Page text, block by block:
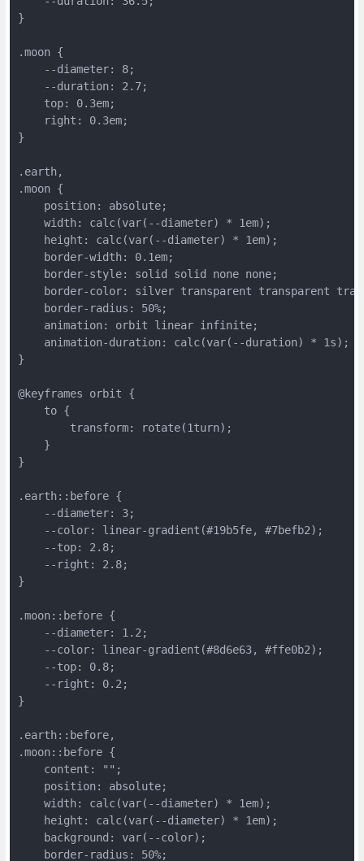
}
.moon {
    --diameter: 8;
    --duration: 2.7;
    top: 0.3em;
    right: 0.3em;
}
.earth,
.moon {
    position: absolute;
    width: calc(var(--diameter) * 1em);
    height: calc(var(--diameter) * 1em);
    border-width: 0.1em;
    border-style: solid solid none none;
border-color: silver transparent transparent
    border-radius: 50%;
    animation: orbit linear infinite;
    animation-duration: calc(var(--duration) * 1s);
}
@keyframes orbit {
    to {
        transform: rotate(1turn);
    }
}
.earth::before {
    --diameter: 3;
    --color: linear-gradient(#19b5fe, #7befb2);
    --top: 2.8;
    --right: 2.8;
}
.moon::before {
    --diameter: 1.2;
    --color: linear-gradient(#8d6e63, #ffe0b2);
    --top: 0.8;
    --right: 0.2;
}
.earth::before,
.moon::before {
    content: "";
    position: absolute;
    width: calc(var(--diameter) * 1em);
    height: calc(var(--diameter) * 1em);
    background: var(--color);
    border-radius: 50%;